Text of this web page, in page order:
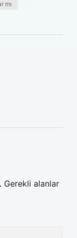
mı
Gerekli alanlar